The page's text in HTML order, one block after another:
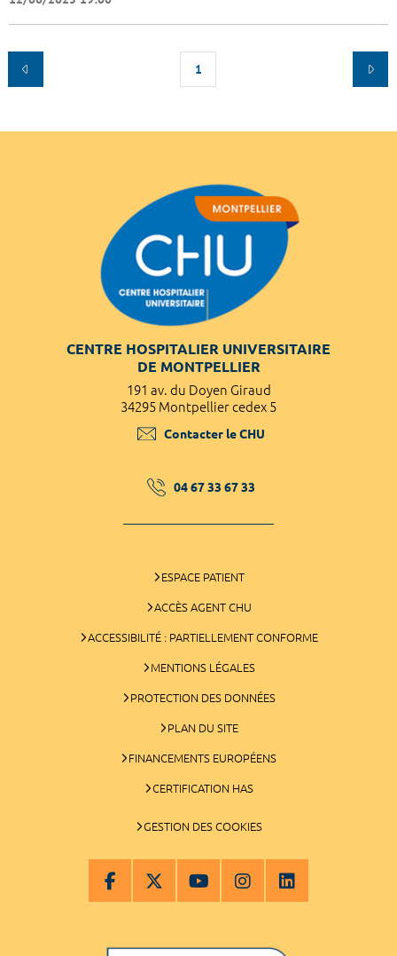
1
CENTRE HOSPITALIER UNIVERSITAIRE
DE MONTPELLIER
191 av. du Doyen Giraud
34295 Montpellier cedex 5
Contacter le CHU
04 67 33 67 33
ESPACE PATIENT
ACCÈS AGENT CHU
ACCESSIBILITÉ : PARTIELLEMENT CONFORME
MENTIONS LÉGALES
PROTECTION DES DONNÉES
PLAN DU SITE
FINANCEMENTS EUROPÉENS
CERTIFICATION HAS
GESTION DES COOKIES